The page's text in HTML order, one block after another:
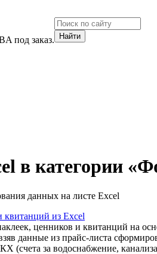
под заказ.
в категории
данных на листе Excel
квитанций из Excel
ценников и квитанций на
данные из прайс-листа
(счета за водоснабжение,